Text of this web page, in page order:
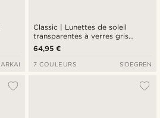
ARKAI
Classic | Lunettes de soleil
transparentes à verres gris
polarisés
64,95 €
7 COULEURS SIDEGREN